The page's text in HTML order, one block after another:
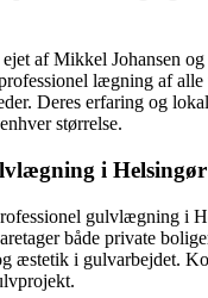
af Mikkel Johansen og
lægning af
Deres erfaring og
størrelse.
i Helsingør
gulvlægning i
både private
æstetik i gulvarbejdet.